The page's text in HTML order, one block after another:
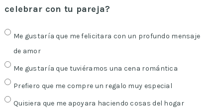
celebrar con tu pareja?
Me gustaría que me felicitara con un profundo mensaje
de amor
Me gustaría que tuviéramos una cena romántica
Prefiero que me compre un regalo muy especial
Quisiera que me apoyara haciendo cosas del hogar